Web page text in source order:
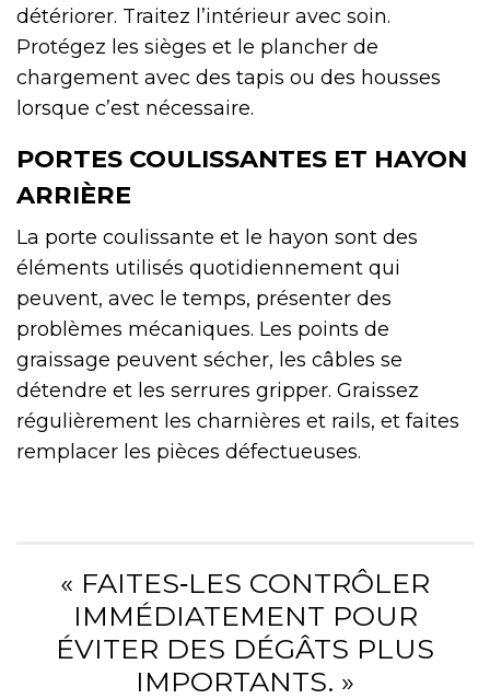
détériorer. Traitez l’intérieur avec soin.
Protégez les sièges et le plancher de
chargement avec des tapis ou des housses
lorsque c’est nécessaire.
PORTES COULISSANTES ET HAYON
ARRIÈRE
La porte coulissante et le hayon sont des
éléments utilisés quotidiennement qui
peuvent, avec le temps, présenter des
problèmes mécaniques. Les points de
graissage peuvent sécher, les câbles se
détendre et les serrures gripper. Graissez
régulièrement les charnières et rails, et faites
remplacer les pièces défectueuses.
« FAITES‑LES CONTRÔLER
IMMÉDIATEMENT POUR
ÉVITER DES DÉGÂTS PLUS
IMPORTANTS. »